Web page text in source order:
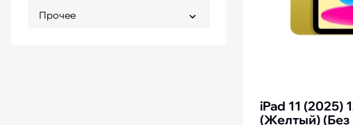
Прочее
iPad 11 (2025)
(Желтый) (Без